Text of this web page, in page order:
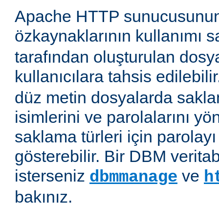
Apache HTTP
özkaynaklarının kullanımı
tarafından oluşturulan
kullanıcılara tahsis
düz metin dosyalarda
isimlerini ve parolalarını
saklama türleri için
gösterebilir. Bir DBM
isterseniz dbmmanage ve
bakınız.